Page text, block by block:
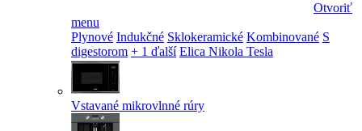
Otvoriť
menu
Plynové Indukčné Sklokeramické Kombinované S
digestorom + 1 ďalší Elica Nikola Tesla
Vstavané mikrovlnné rúry